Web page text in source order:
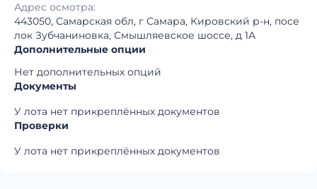
Адрес осмотра:
443050, Самарская обл, г Самара, Кировский р-н, посе
лок Зубчаниновка, Смышляевское шоссе, д 1А
Дополнительные опции
Нет дополнительных опций
Документы
У лота нет прикреплённых документов
Проверки
У лота нет прикреплённых документов